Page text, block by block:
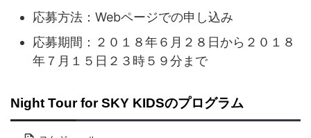
応募方法：Webページでの申し込み
応募期間：２０１８年６月２８日から２０１８
年７月１５日２３時５９分まで
Night Tour for SKY KIDSのプログラム